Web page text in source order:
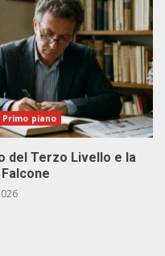
Primo piano
del Terzo Livello e la